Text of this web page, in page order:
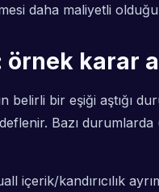
daha maliyetli
örnek karar
bir eşiği aştığı
Bazı
içerik/kandırıcılık